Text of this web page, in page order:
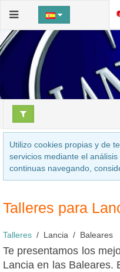
Utilizo cookies propias y de
servicios mediante el
continuas navegando,
Talleres para
Talleres Lancia Baleares
Te presentamos los
Lancia en las Baleares.